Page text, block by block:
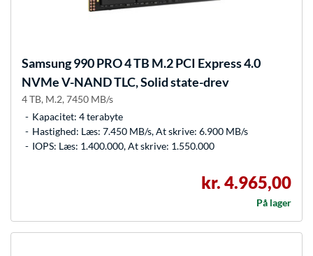
Samsung990 PRO 4 TB M.2 PCI Express 4.0
NVMe V-NAND TLC, Solid state-drev
4 TB, M.2, 7450 MB/s
Kapacitet: 4 terabyte
Hastighed: Læs: 7.450 MB/s, At skrive: 6.900 MB/s
IOPS: Læs: 1.400.000, At skrive: 1.550.000
kr. 4.965,00
På lager